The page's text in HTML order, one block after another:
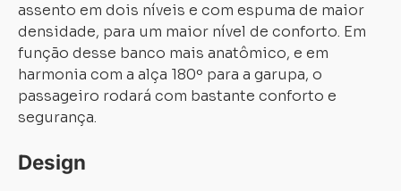
assento em dois níveis e com espuma de maior
densidade, para um maior nível de conforto. Em
função desse banco mais anatômico, e em
harmonia com a alça 180º para a garupa, o
passageiro rodará com bastante conforto e
segurança.
Design